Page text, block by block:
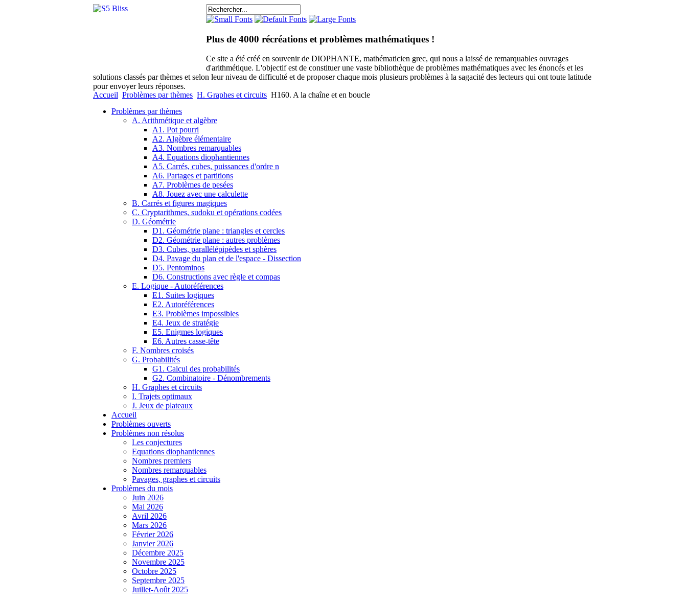
Plus de 4000 récréations et problèmes mathématiques !
Ce site a été créé en souvenir de DIOPHANTE, mathématicien grec, qui nous a laissé de remarquables ouvrages
d'arithmétique. L'objectif est de constituer une vaste bibliothèque de problèmes mathématiques avec les énoncés et les
solutions classés par thèmes et selon leur niveau de difficulté et de proposer chaque mois plusieurs problèmes à la sagacité des lecteurs qui ont toute latitude
pour envoyer leurs réponses.
Accueil Problèmes par thèmes H. Graphes et circuits H160. A la chaîne et en boucle
Problèmes par thèmes
A. Arithmétique et algèbre
A1. Pot pourri
A2. Algèbre élémentaire
A3. Nombres remarquables
A4. Equations diophantiennes
A5. Carrés, cubes, puissances d'ordre n
A6. Partages et partitions
A7. Problèmes de pesées
A8. Jouez avec une calculette
B. Carrés et figures magiques
C. Cryptarithmes, sudoku et opérations codées
D. Géométrie
D1. Géométrie plane : triangles et cercles
D2. Géométrie plane : autres problèmes
D3. Cubes, parallélépipèdes et sphères
D4. Pavage du plan et de l'espace - Dissection
D5. Pentominos
D6. Constructions avec règle et compas
E. Logique - Autoréférences
E1. Suites logiques
E2. Autoréférences
E3. Problèmes impossibles
E4. Jeux de stratégie
E5. Enigmes logiques
E6. Autres casse-tête
F. Nombres croisés
G. Probabilités
G1. Calcul des probabilités
G2. Combinatoire - Dénombrements
H. Graphes et circuits
I. Trajets optimaux
J. Jeux de plateaux
Accueil
Problèmes ouverts
Problèmes non résolus
Les conjectures
Equations diophantiennes
Nombres premiers
Nombres remarquables
Pavages, graphes et circuits
Problèmes du mois
Juin 2026
Mai 2026
Avril 2026
Mars 2026
Février 2026
Janvier 2026
Décembre 2025
Novembre 2025
Octobre 2025
Septembre 2025
Juillet-Août 2025